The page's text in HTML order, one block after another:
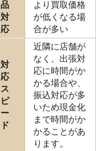
品
対
応
より買取価格
が低くなる場
合が多い
対
応
ス
ピ
ー
ド
近隣に店舗が
なく、出張対
応に時間がか
かる場合や、
振込対応が多
いため現金化
まで時間がか
かることがあ
ります。